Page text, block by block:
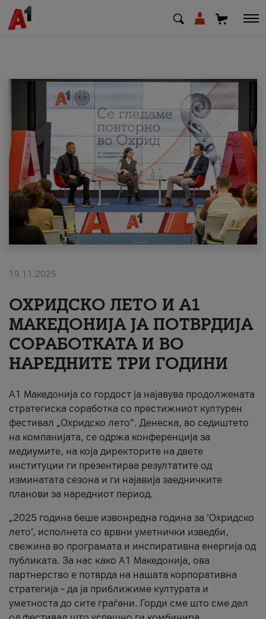
МК SQ
Приватни Деловни
Поддршка
Надополни кредит
#ПодобарОнлајн
19.11.2025
ОХРИДСКО ЛЕТО И A1
МАКЕДОНИЈА ЈА ПОТВРДИЈА
СОРАБОТКАТА И ВО
НАРЕДНИТЕ ТРИ ГОДИНИ
A1 Македонија со гордост ја најавува продолжената
стратегиска соработка со престижниот културен
фестивал „Охридско лето“. Денеска, во седиштето
на компанијата, се одржа конференција за
медиумите, на која директорите на двете
институции ги презентираа резултатите од
изминатата сезона и ги најавија заедничките
планови за наредниот период.
„2025 година беше извонредна година за ‘Охридско
лето’, исполнета со врвни уметнички изведби,
свежина во програмата и инспиративна енергија од
публиката. За нас како A1 Македонија, ова
партнерство е потврда на нашата корпоративна
стратегија – да ја приближиме културата и
уметноста до сите граѓани. Горди сме што сме дел